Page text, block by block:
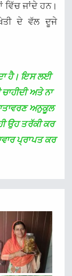
ਜਾਂਦੇ ਹਨ।
ਦੇ ਵੱਲ ਦੂਜੇ
ਹੈ। ਇਸ ਲਈ
ਅਤੇ ਨਾ
ਅਨੁਕੂਲ
ਉਹ ਤਰੱਕੀ ਕਰ
ਪ੍ਰਾਪਤ ਕਰ